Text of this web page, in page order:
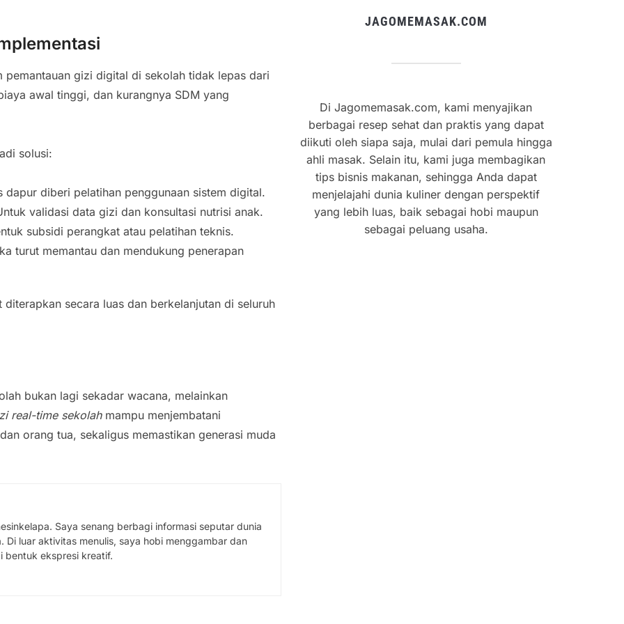
pemantauan gizi digital di sekolah tidak lepas dari
awal tinggi, dan kurangnya SDM yang
solusi:
dapur diberi pelatihan penggunaan sistem digital.
validasi data gizi dan konsultasi nutrisi anak.
subsidi perangkat atau pelatihan teknis.
turut memantau dan mendukung penerapan
secara luas dan berkelanjutan di seluruh
bukan lagi sekadar wacana, melainkan
real-time sekolahmampu menjembatani
orang tua, sekaligus memastikan generasi muda
Saya senang berbagi informasi seputar dunia
Di luar aktivitas menulis, saya hobi menggambar dan
bentuk ekspresi kreatif.
JAGOMEMASAK.COM
Di Jagomemasak.com, kami menyajikan
berbagai resep sehat dan praktis yang dapat
diikuti oleh siapa saja, mulai dari pemula hingga
ahli masak. Selain itu, kami juga membagikan
tips bisnis makanan, sehingga Anda dapat
menjelajahi dunia kuliner dengan perspektif
yang lebih luas, baik sebagai hobi maupun
sebagai peluang usaha.